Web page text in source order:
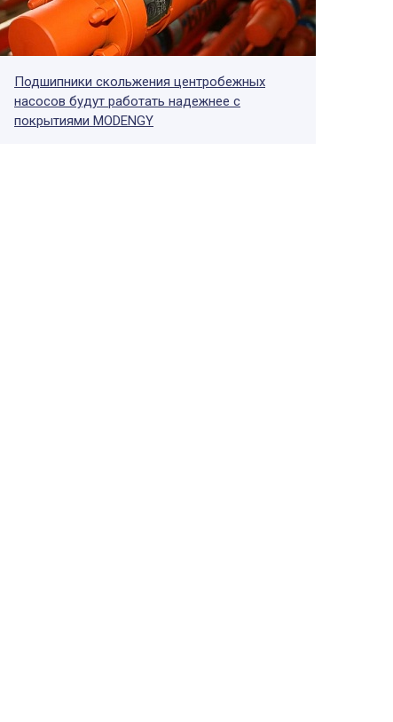
Подшипники скольжения центробежных
насосов будут работать надежнее с
покрытиями MODENGY